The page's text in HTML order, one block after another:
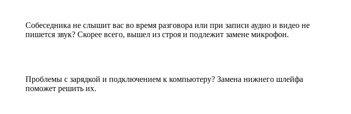
Собеседника не слышит вас во время разговора или при записи аудио и видео не
пишется звук? Скорее всего, вышел из строя и подлежит замене микрофон.
Проблемы с зарядкой и подключением к компьютеру? Замена нижнего шлейфа
поможет решить их.